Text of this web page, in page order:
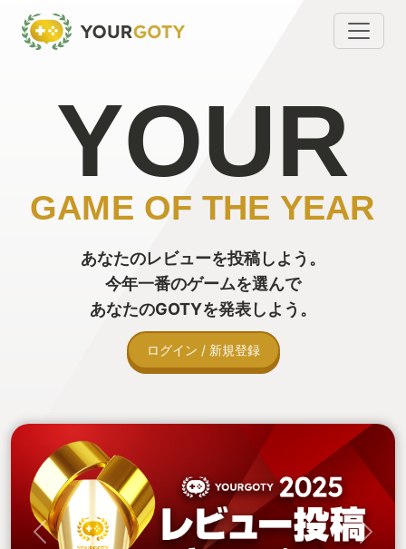
あなたのレビューを投稿しよう。
今年一番のゲームを選んで
あなたのGOTYを発表しよう。
ログイン / 新規登録
Previous Next